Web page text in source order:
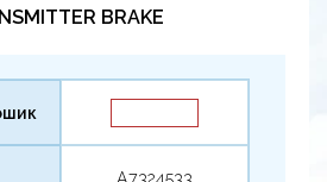
BRAKE